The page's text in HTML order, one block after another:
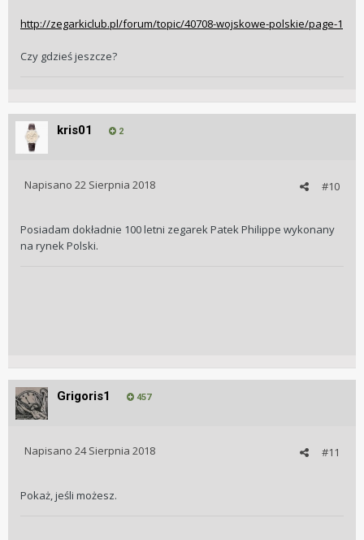
http://zegarkiclub.pl/forum/topic/40708-wojskowe-polskie/page-1
Czy gdzieś jeszcze?
kris01 2
#10
Napisano 22 Sierpnia 2018
Posiadam dokładnie 100 letni zegarek Patek Philippe wykonany
na rynek Polski.
Grigoris1 457
#11
Napisano 24 Sierpnia 2018
Pokaż, jeśli możesz.